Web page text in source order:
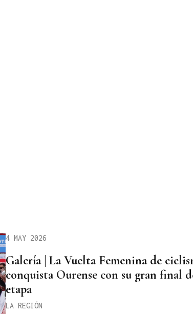
4 MAY 2026
Galería | La Vuelta Femenina de
conquista Ourense con su gran final
etapa
LA REGIÓN